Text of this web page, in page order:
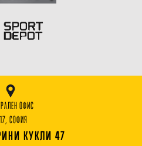
ОФИС
СОФИЯ
КУКЛИ 47